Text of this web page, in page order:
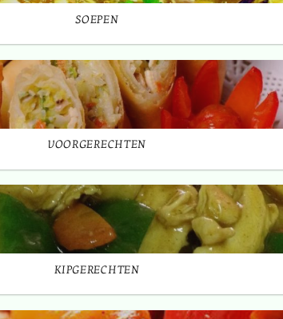
SOEPEN
VOORGERECHTEN
KIPGERECHTEN